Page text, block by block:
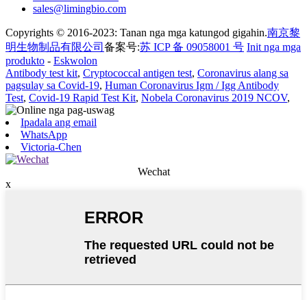
sales@limingbio.com
Copyrights © 2016-2023: Tanan nga mga katungod gigahin.南京黎
明生物制品有限公司 备案号:苏 ICP 备 09058001 号 Init nga mga
produkto - Eskwolon
Antibody test kit, Cryptococcal antigen test, Coronavirus alang sa
pagsulay sa Covid-19, Human Coronavirus Igm / Igg Antibody
Test, Covid-19 Rapid Test Kit, Nobela Coronavirus 2019 NCOV,
Ipadala ang email
WhatsApp
Victoria-Chen
Wechat
x